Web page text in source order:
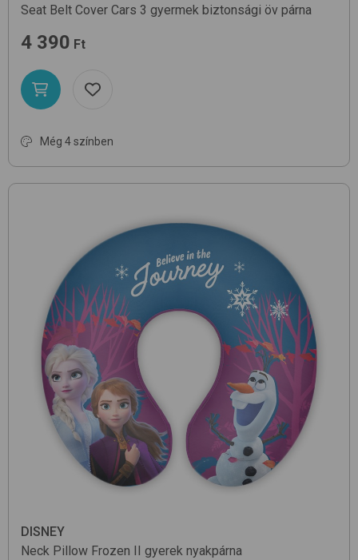
Seat Belt Cover Cars 3 gyermek biztonsági öv párna
4 390 Ft
Még 4 színben
DISNEY
Neck Pillow Frozen II gyerek nyakpárna